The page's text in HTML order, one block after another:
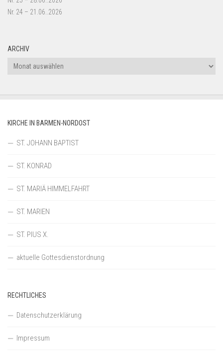
Nr. 24 – 21.06..2026
ARCHIV
Archiv
KIRCHE IN BARMEN-NORDOST
ST. JOHANN BAPTIST
ST. KONRAD
ST. MARIÄ HIMMELFAHRT
ST. MARIEN
ST. PIUS X.
aktuelle Gottesdienstordnung
RECHTLICHES
Datenschutzerklärung
Impressum